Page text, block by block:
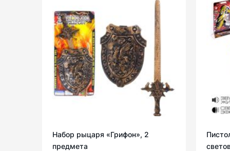
Набор рыцаря «Грифон», 2
предмета